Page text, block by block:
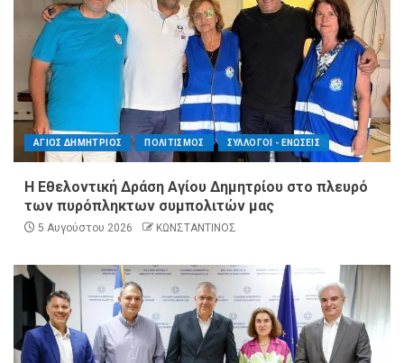
ΑΓΙΟΣ ΔΗΜΗΤΡΙΟΣ ΠΟΛΙΤΙΣΜΟΣ ΣΥΛΛΟΓΟΙ - ΕΝΩΣΕΙΣ
Η Εθελοντική Δράση Αγίου Δημητρίου στο πλευρό
των πυρόπληκτων συμπολιτών μας
5 Αυγούστου 2026 ΚΩΝΣΤΑΝΤΙΝΟΣ